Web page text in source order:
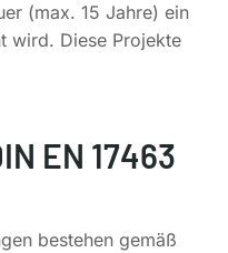
(max. 15 Jahre) ein
wird. Diese Projekte
EN 17463
bestehen gemäß